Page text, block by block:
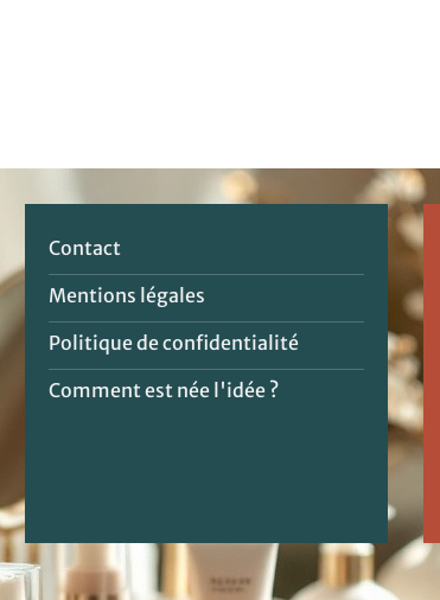
Contact
Mentions légales
Politique de confidentialité
Comment est née l'idée ?